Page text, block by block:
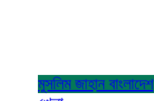
মুসলিম জাহান বাংলাদেশ